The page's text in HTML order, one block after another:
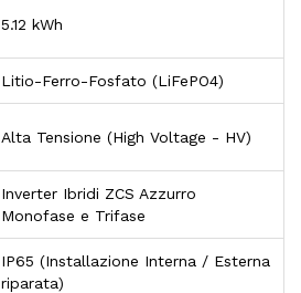
5.12 kWh
Litio-Ferro-Fosfato (LiFePO4)
Alta Tensione (High Voltage - HV)
Inverter Ibridi ZCS Azzurro
Monofase e Trifase
IP65 (Installazione Interna / Esterna
riparata)